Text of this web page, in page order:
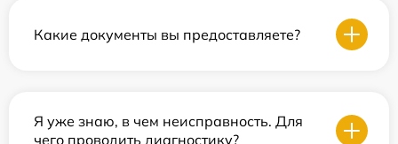
Какие документы вы предоставляете?
Я уже знаю, в чем неисправность. Для
чего проводить диагностику?